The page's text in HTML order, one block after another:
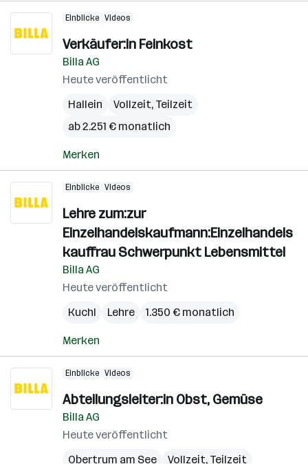
Einblicke Videos
Verkäufer:in Feinkost
Billa AG
Heute veröffentlicht
Hallein
Vollzeit, Teilzeit
ab 2.251 € monatlich
Merken
Einblicke Videos
Lehre zum:zur
Einzelhandelskaufmann:Einzelhandels
kauffrau Schwerpunkt Lebensmittel
Billa AG
Heute veröffentlicht
Kuchl
Lehre 1.350 € monatlich
Merken
Einblicke Videos
Abteilungsleiter:in Obst, Gemüse
Billa AG
Heute veröffentlicht
Obertrum am See
Vollzeit, Teilzeit